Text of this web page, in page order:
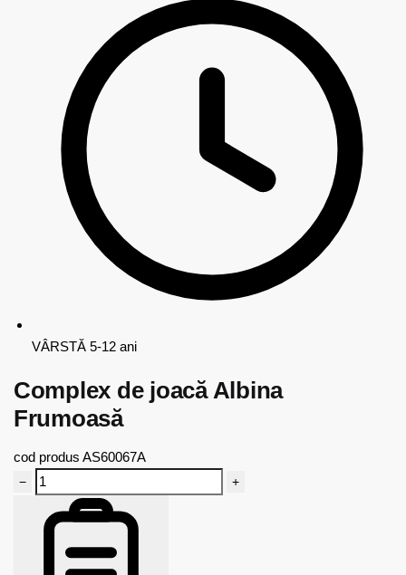
VÂRSTĂ 5-12 ani
Complex de joacă Albina
Frumoasă
cod produs AS60067A
− +